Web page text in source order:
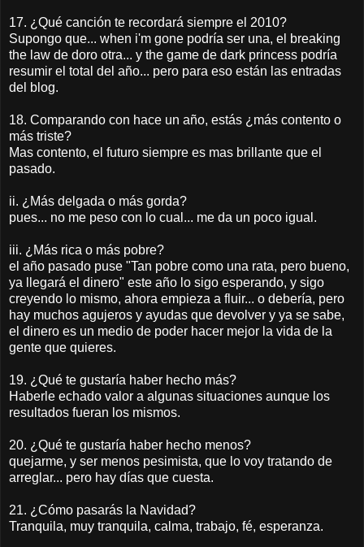
17. ¿Qué canción te recordará siempre el 2010?
Supongo que... when i'm gone podría ser una, el breaking
the law de doro otra... y the game de dark princess podría
resumir el total del año... pero para eso están las entradas
del blog.
18. Comparando con hace un año, estás ¿más contento o
más triste?
Mas contento, el futuro siempre es mas brillante que el
pasado.
ii. ¿Más delgada o más gorda?
pues... no me peso con lo cual... me da un poco igual.
iii. ¿Más rica o más pobre?
el año pasado puse "Tan pobre como una rata, pero bueno,
ya llegará el dinero" este año lo sigo esperando, y sigo
creyendo lo mismo, ahora empieza a fluir... o debería, pero
hay muchos agujeros y ayudas que devolver y ya se sabe,
el dinero es un medio de poder hacer mejor la vida de la
gente que quieres.
19. ¿Qué te gustaría haber hecho más?
Haberle echado valor a algunas situaciones aunque los
resultados fueran los mismos.
20. ¿Qué te gustaría haber hecho menos?
quejarme, y ser menos pesimista, que lo voy tratando de
arreglar... pero hay días que cuesta.
21. ¿Cómo pasarás la Navidad?
Tranquila, muy tranquila, calma, trabajo, fé, esperanza.